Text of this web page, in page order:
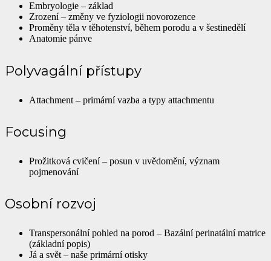
Embryologie – základ
Zrození – změny ve fyziologii novorozence
Proměny těla v těhotenství, během porodu a v šestinedělí
Anatomie pánve
Polyvagální přístupy
Attachment – primární vazba a typy attachmentu
Focusing
Prožitková cvičení – posun v uvědomění, význam
pojmenování
Osobní rozvoj
Transpersonální pohled na porod – Bazální perinatální matrice
(základní popis)
Já a svět – naše primární otisky